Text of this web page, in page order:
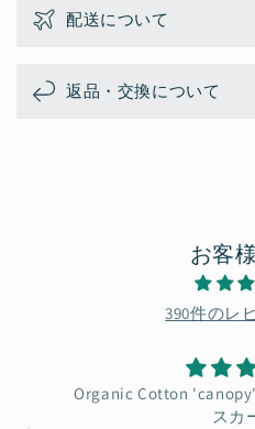
配送について
返品・交換について
お客
390件のレ
Organic Cotton
スカ